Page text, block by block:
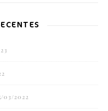
03/2022